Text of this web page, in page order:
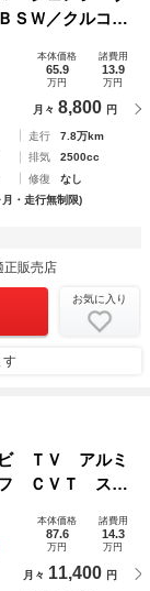
ＳＷ／クルコン
トエアコン／Ｐ
ンドビュー／Ｂ
本体価格
65.9
万円
諸費用
13.9
万円
月々 8,800 円
走行
7.8万km
排気
2500cc
修復
なし
・走行無制限)
販売店
お気に入り
す
ＴＶ アルミ
ＣＶＴ スマ
ｕｅｔｏｏｔ
本体価格
87.6
万円
諸費用
14.3
万円
月々 11,400 円